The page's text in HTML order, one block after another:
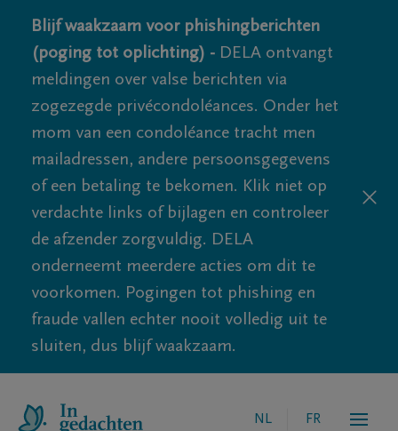
Blijf waakzaam voor phishingberichten
(poging tot oplichting) - DELA ontvangt
meldingen over valse berichten via
zogezegde privécondoléances. Onder het
mom van een condoléance tracht men
mailadressen, andere persoonsgegevens
of een betaling te bekomen. Klik niet op
verdachte links of bijlagen en controleer
de afzender zorgvuldig. DELA
onderneemt meerdere acties om dit te
voorkomen. Pogingen tot phishing en
fraude vallen echter nooit volledig uit te
sluiten, dus blijf waakzaam.
NL FR